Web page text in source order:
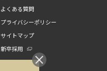
よくある質問
プライバシーポリシー
サイトマップ
新卒採用